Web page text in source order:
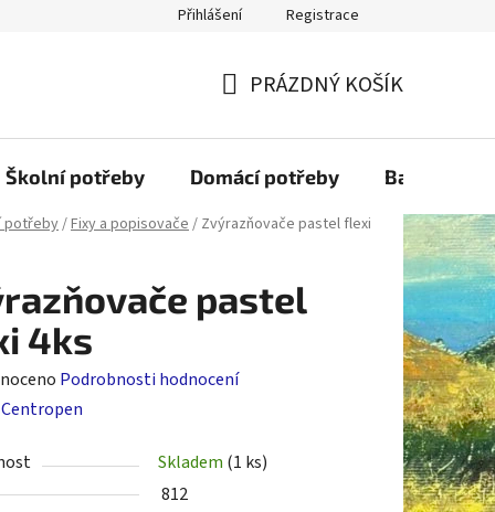
Přihlášení Registrace
KOŠÍK
PRÁZDNÝ KOŠÍK
Školní potřeby Domácí potřeby Balící
potřeby/Fixy a popisovače/ Zvýrazňovače pastel flexi
pastel
4ks
Podrobnosti hodnocení
Centropen
Skladem (1 ks)
812